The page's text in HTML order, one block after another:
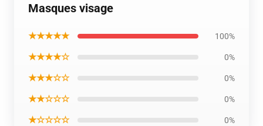
Masques visage
★★★★★ 100%
★★★★☆ 0%
★★★☆☆ 0%
★★☆☆☆ 0%
★☆☆☆☆ 0%